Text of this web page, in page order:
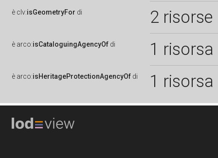
è clv:isGeometryFor di 2 risorse
è arco:isCataloguingAgencyOf di 1 risorsa
è arco:isHeritageProtectionAgencyOf di 1 risorsa